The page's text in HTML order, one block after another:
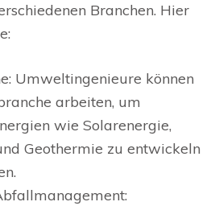
Branchen. Hier
Umweltingenieure können
arbeiten, um
wie Solarenergie,
Geothermie zu entwickeln